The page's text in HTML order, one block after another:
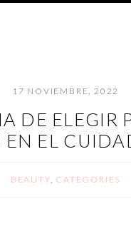
17 NOVIEMBRE, 2022
DE ELEGIR
EN EL
BEAUTY, CATEGORIES